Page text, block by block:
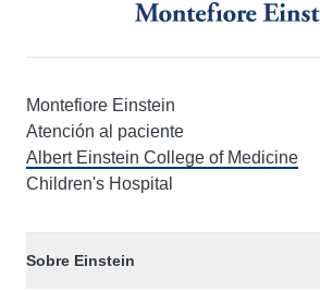
Montefiore Einstein
Atención al paciente
Albert Einstein College of Medicine
Children's Hospital
Sobre Einstein